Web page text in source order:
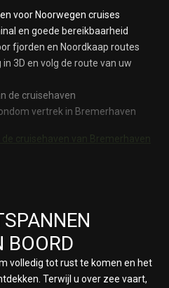
voor Noorwegen cruises
en goede bereikbaarheid
fjorden en Noordkaap routes
3D en volg de route van uw
de cruisehaven
vertrek in Bremerhaven
cruisehaven van Bremerhaven
BOORD
volledig tot rust te komen en het
Terwijl u over zee vaart,